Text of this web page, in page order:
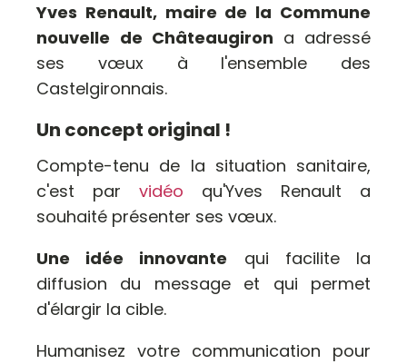
Yves Renault, maire de la Commune
nouvelle de Châteaugiron a adressé
ses vœuxà l'ensemble des
Castelgironnais.
Un concept original !
Compte-tenu de la situation sanitaire,
c'est par vidéo qu'Yves Renault a
souhaité présenter ses vœux.
Une idée innovante qui facilite la
diffusion du message et qui permet
d'élargir la cible.
Humanisez votre communication pour